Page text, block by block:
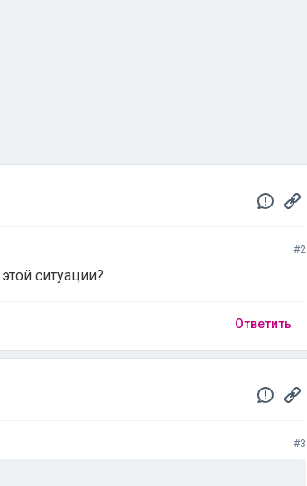
#2
ситуации?
Ответить
#3